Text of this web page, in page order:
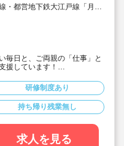
・都営地下鉄大江戸線「月島
毎日と、ご両親の「仕事」と
援しています！
持ち帰り残業なし
有給休暇の消化もしっかり
お持ちの方や子育て中の方も
りに力を入れています！
研修制度あり
持ち帰り残業無し
求人を見る